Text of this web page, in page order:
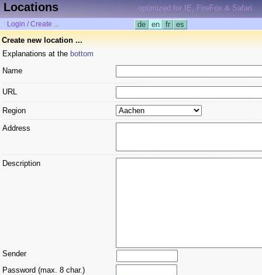
Locations optimized for IE, FireFox & Safari
Login / Create ... de en fr
es
Create new location ...
Explanations at the bottom
Name
URL
Region
Address
Description
Sender
Password (max. 8 char.)